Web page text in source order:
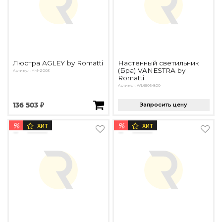
Люстра AGLEY by Romatti
Артикул: YM-Z003
136 503 ₽
Настенный светильник
(Бра) VANESTRA by
Romatti
Артикул: WL6506-800
Запросить цену
% ХИТ % ХИТ